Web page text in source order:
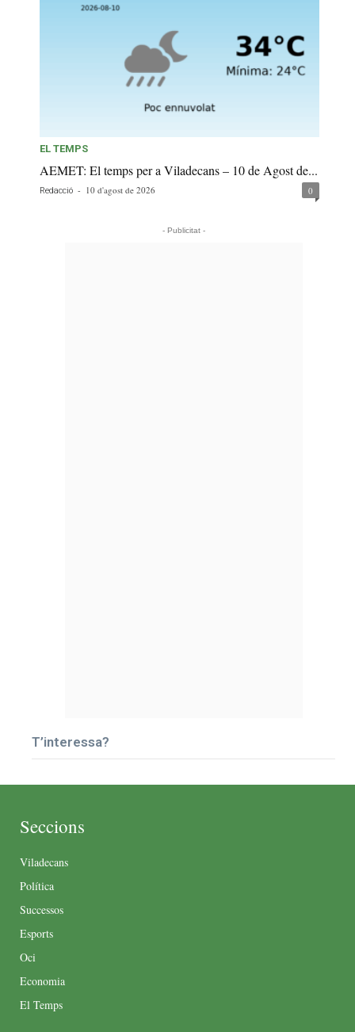
EL TEMPS
AEMET: El temps per a Viladecans – 10 de Agost de...
Redacció - 10 d'agost de 2026 0
- Publicitat -
T’interessa?
Seccions
Viladecans
Política
Successos
Esports
Oci
Economia
El Temps